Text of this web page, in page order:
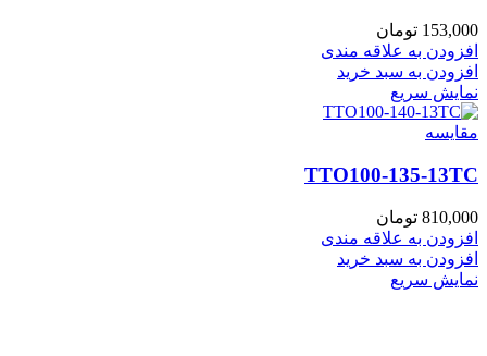
153,000 تومان
افزودن به علاقه مندی
افزودن به سبد خرید
نمایش سریع
مقايسه
TTO100-135-13TC
810,000 تومان
افزودن به علاقه مندی
افزودن به سبد خرید
نمایش سریع